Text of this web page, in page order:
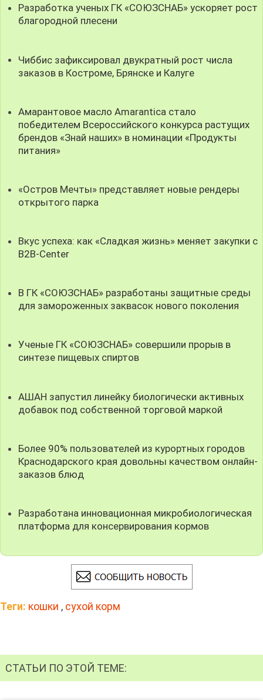
Разработка ученых ГК «СОЮЗСНАБ» ускоряет рост
благородной плесени
Чиббис зафиксировал двукратный рост числа
заказов в Костроме, Брянске и Калуге
Амарантовое масло Amarantica стало
победителем Всероссийского конкурса растущих
брендов «Знай наших» в номинации «Продукты
питания»
«Остров Мечты» представляет новые рендеры
открытого парка
Вкус успеха: как «Сладкая жизнь» меняет закупки с
B2B-Center
В ГК «СОЮЗСНАБ» разработаны защитные среды
для замороженных заквасок нового поколения
Ученые ГК «СОЮЗСНАБ» совершили прорыв в
синтезе пищевых спиртов
АШАН запустил линейку биологически активных
добавок под собственной торговой маркой
Более 90% пользователей из курортных городов
Краснодарского края довольны качеством онлайн-
заказов блюд
Разработана инновационная микробиологическая
платформа для консервирования кормов
Теги: кошки , сухой корм
СТАТЬИ ПО ЭТОЙ ТЕМЕ: